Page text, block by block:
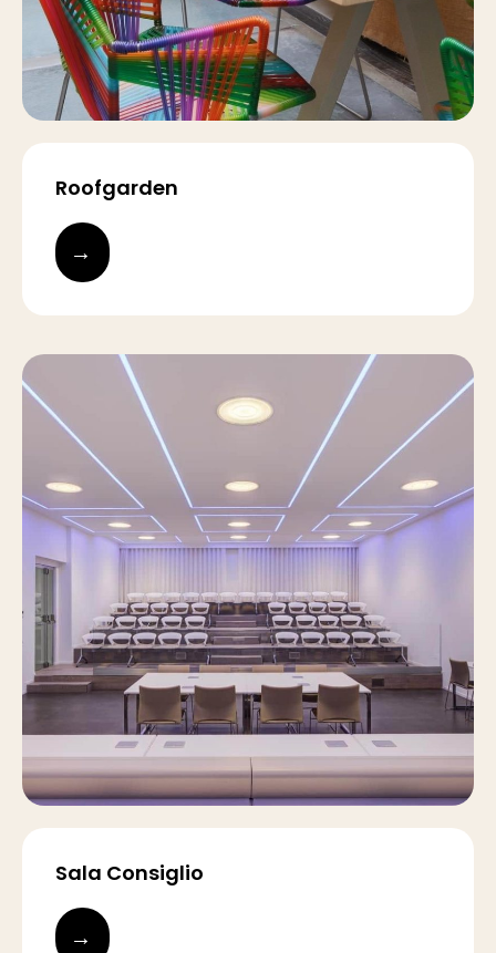
Roofgarden
→
Sala Consiglio
→